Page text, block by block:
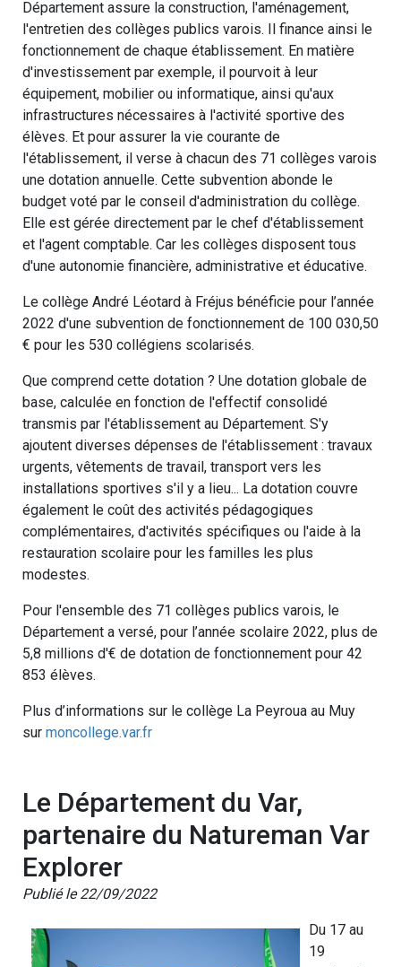
Département assure la construction, l'aménagement,
l'entretien des collèges publics varois. Il finance ainsi le
fonctionnement de chaque établissement. En matière
d'investissement par exemple, il pourvoit à leur
équipement, mobilier ou informatique, ainsi qu'aux
infrastructures nécessaires à l'activité sportive des
élèves. Et pour assurer la vie courante de
l'établissement, il verse à chacun des 71 collèges varois
une dotation annuelle. Cette subvention abonde le
budget voté par le conseil d'administration du collège.
Elle est gérée directement par le chef d'établissement
et l'agent comptable. Car les collèges disposent tous
d'une autonomie financière, administrative et éducative.
Le collège André Léotard à Fréjus bénéficie pour l’année
2022 d'une subvention de fonctionnement de 100 030,50
€ pour les 530 collégiens scolarisés.
Que comprend cette dotation ? Une dotation globale de
base, calculée en fonction de l'effectif consolidé
transmis par l'établissement au Département. S'y
ajoutent diverses dépenses de l'établissement : travaux
urgents, vêtements de travail, transport vers les
installations sportives s'il y a lieu... La dotation couvre
également le coût des activités pédagogiques
complémentaires, d'activités spécifiques ou l'aide à la
restauration scolaire pour les familles les plus
modestes.
Pour l'ensemble des 71 collèges publics varois, le
Département a versé, pour l’année scolaire 2022, plus de
5,8 millions d'€ de dotation de fonctionnement pour 42
853 élèves.
Plus d’informations sur le collège La Peyroua au Muy
sur moncollege.var.fr
Le Département du Var,
partenaire du Natureman Var
Explorer
Publié le 22/09/2022
Du 17 au
19